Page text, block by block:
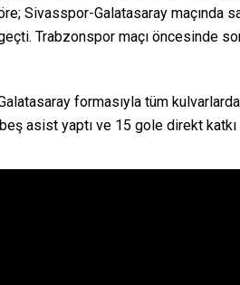
Sivasspor-Galatasaray maçında
Trabzonspor maçı öncesinde
formasıyla tüm
asist yaptı ve 15 gole direkt katkı